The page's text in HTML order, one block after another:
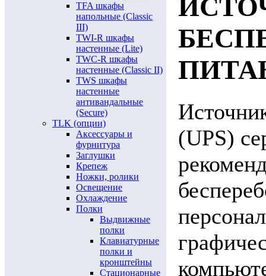
TFA шкафы
напольные (Classic
III)
TWI-R шкафы
настенные (Lite)
TWC-R шкафы
настенные (Classic II)
TWS шкафы
настенные
антивандальные
(Secure)
TLK (опции)
Аксессуары и
фурнитура
Заглушки
Крепеж
Ножки, ролики
Освещение
Охлаждение
Полки
Выдвижные
полки
Клавиатурные
полки и
кронштейны
Стационарные
(UPS)